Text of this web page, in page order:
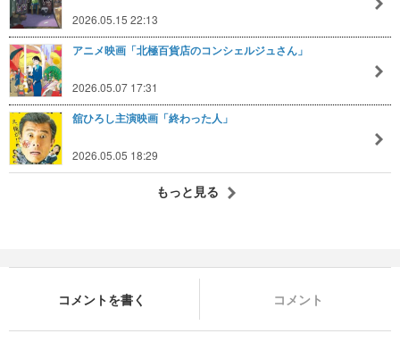
2026.05.15 22:13
アニメ映画「北極百貨店のコンシェルジュさん」
2026.05.07 17:31
舘ひろし主演映画「終わった人」
2026.05.05 18:29
もっと見る
コメントを書く コメント